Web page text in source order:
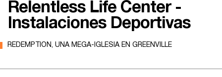
Relentless Life Center -
Instalaciones Deportivas
REDEMPTION, UNA MEGA-IGLESIA EN GREENVILLE